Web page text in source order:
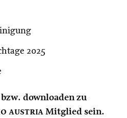
2025
downloaden zu
austria Mitglied sein.